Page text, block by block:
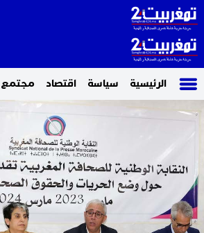
الرئيسية سياسة اقتصاد مجتمع